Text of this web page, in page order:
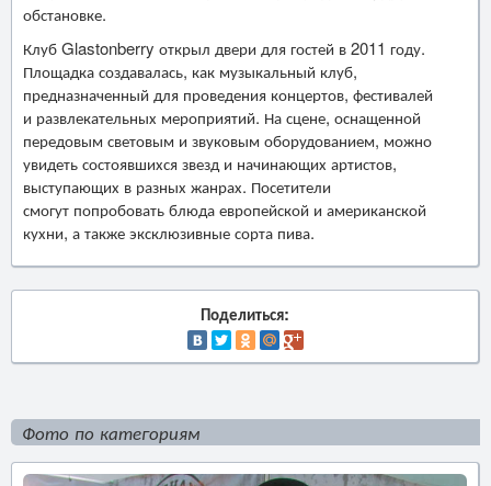
обстановке.
Клуб Glastonberry открыл двери для гостей в 2011 году.
Площадка создавалась, как музыкальный клуб,
предназначенный для проведения концертов, фестивалей
и развлекательных мероприятий. На сцене, оснащенной
передовым световым и звуковым оборудованием, можно
увидеть состоявшихся звезд и начинающих артистов,
выступающих в разных жанрах. Посетители
смогут попробовать блюда европейской и американской
кухни, а также эксклюзивные сорта пива.
Поделиться:
Фото по категориям